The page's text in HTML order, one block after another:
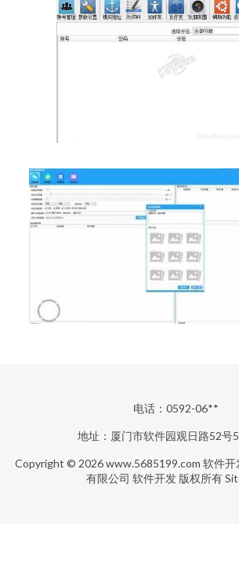
电话：0592-06**
地址：厦门市软件园观日路52号
Copyright © 2026www.5685199.com 软件开
有限公司 软件开发 版权所有